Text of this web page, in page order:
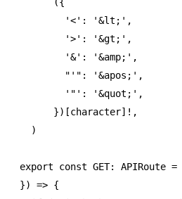
      ({
        '<'
: '&lt;' ,
        '>'
: '&gt;' ,
        '&'
: '&amp;' ,
        "'"
: '&apos;' ,
        '"'
: '&quot;' ,
      })[character]
! ,
  )
export const GET: APIRoute =
}) => {